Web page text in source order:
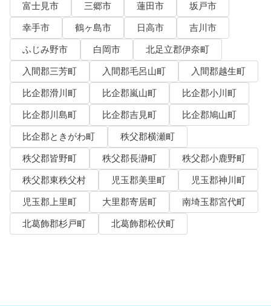
富士見市
三郷市 蓮田市
坂戸市
幸手市
鶴ヶ島市 日高市
吉川市
ふじみ野市
白岡市
北足立郡伊奈町
入間郡三芳町
入間郡毛呂山町
入間郡越生町
比企郡滑川町
比企郡嵐山町
比企郡小川町
比企郡川島町
比企郡吉見町
比企郡鳩山町
比企郡ときがわ町
秩父郡横瀬町
秩父郡皆野町
秩父郡長瀞町
秩父郡小鹿野町
秩父郡東秩父村
児玉郡美里町
児玉郡神川町
児玉郡上里町
大里郡寄居町
南埼玉郡宮代町
北葛飾郡杉戸町
北葛飾郡松伏町